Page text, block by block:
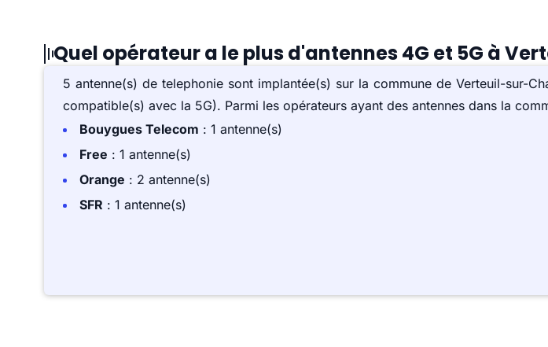
Quel opérateur a le plus d'antennes 4G et 5G à
5 antenne(s) de telephonie sont implantée(s) sur la commune de Verteuil-sur-
compatible(s) avec la 5G). Parmi les opérateurs ayant des antennes dans la
Bouygues Telecom : 1 antenne(s)
Free : 1 antenne(s)
Orange : 2 antenne(s)
SFR : 1 antenne(s)